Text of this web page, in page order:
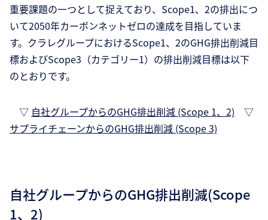
重要課題の一つとして捉えており、Scope1、2の排出につ
いて2050年カーボンネットゼロの達成を目指していま
す。クラレグループにおけるScope1、2のGHG排出削減目
標およびScope3（カテゴリー1）の排出削減目標は以下
のとおりです。
▽ 自社グループからのGHG排出削減 (Scope 1、2) ▽
サプライチェーンからのGHG排出削減 (Scope 3)
自社グループからのGHG排出削減(Scope
1、2)